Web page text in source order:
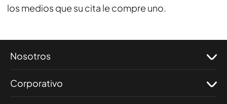
los medios que su cita le compre uno.
Nosotros
Corporativo